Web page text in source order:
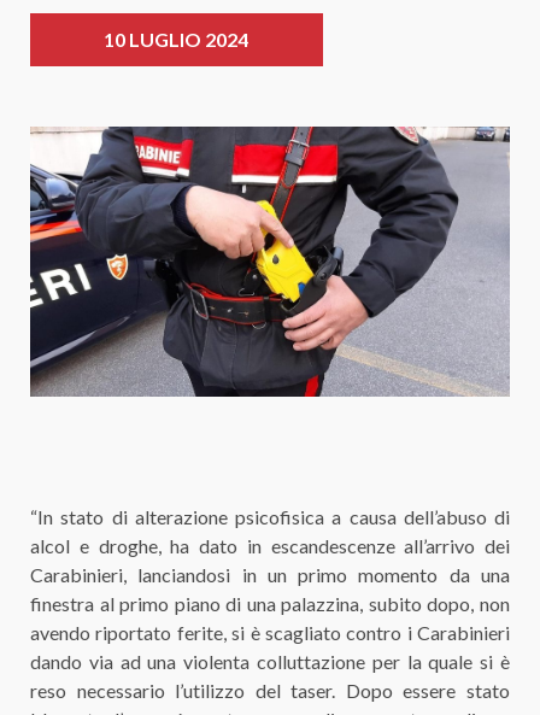
10 LUGLIO 2024
“In stato di alterazione psicofisica a causa dell’abuso di
alcol e droghe, ha dato in escandescenze all’arrivo dei
Carabinieri, lanciandosi in un primo momento da una
finestra al primo piano di una palazzina, subito dopo, non
avendo riportato ferite, si è scagliato contro i Carabinieri
dando via ad una violenta colluttazione per la quale si è
reso necessario l’utilizzo del taser. Dopo essere stato